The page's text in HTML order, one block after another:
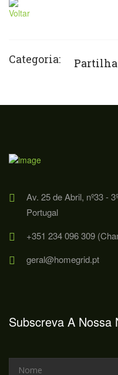
Voltar
Categoria:
Av. 25 de Abril, nº33 -
Portugal
+351 234 096 309
geral@homegrid.pt
Subscreva A Nossa